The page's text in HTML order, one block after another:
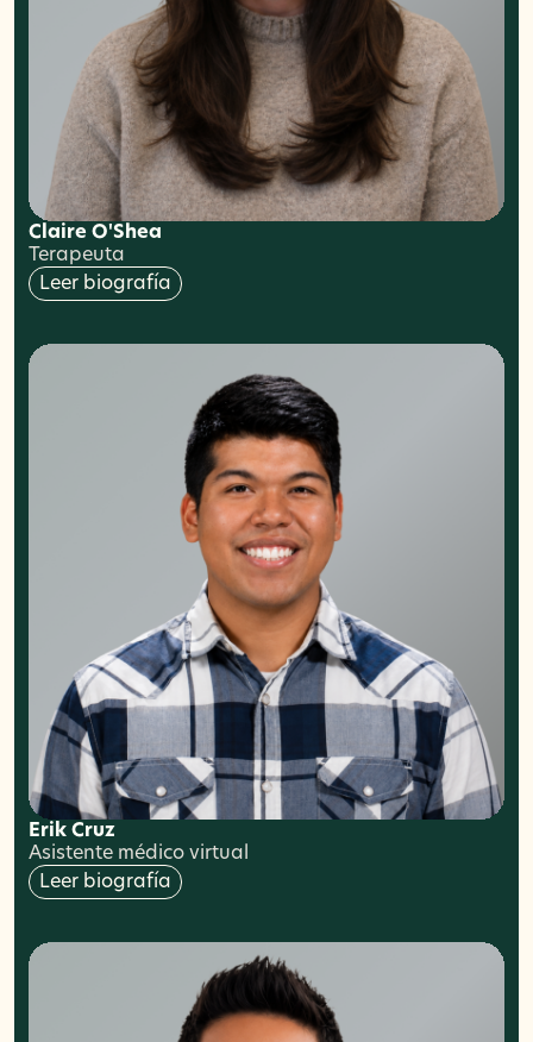
Claire O'Shea
Terapeuta
Leer biografía
Erik Cruz
Asistente médico virtual
Leer biografía